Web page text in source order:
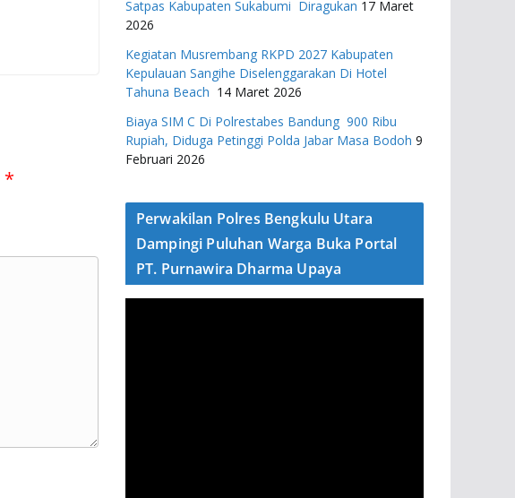
*
Satpas Kabupaten Sukabumi Diragukan 17 Maret
2026
Kegiatan Musrembang RKPD 2027 ​Kabupaten
Kepulauan Sangihe Diselenggarakan Di Hotel
Tahuna Beach 14 Maret 2026
Biaya SIM C Di Polrestabes Bandung 900 Ribu
Rupiah, Diduga Petinggi Polda Jabar Masa Bodoh 9
Februari 2026
Perwakilan Polres Bengkulu Utara
Dampingi Puluhan Warga Buka Portal
PT. Purnawira Dharma Upaya